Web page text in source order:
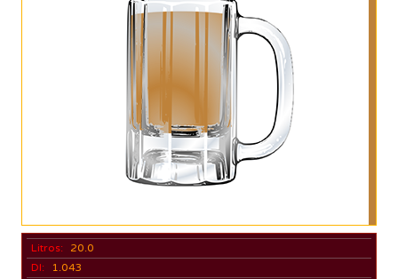
Litros:
20.0
DI:
1.043